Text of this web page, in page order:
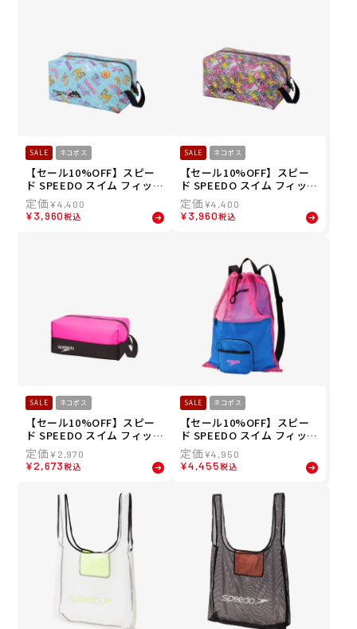
SALE ネコポス
【セール10%OFF】スピー
ド SPEEDO スイム フィット
ネス 競泳 鞄 バッグ ポーチ
モルガ ウォーター プルーフ
エム MULGA WATER PROO
¥4,400
¥3,960税込
SALE ネコポス
【セール10%OFF】スピー
ド SPEEDO スイム フィット
ネス 競泳 鞄 バッグ ポーチ
モルガ ウォーター プルーフ
エム MULGA WATER PROO
¥4,400
¥3,960税込
SALE ネコポス
【セール10%OFF】スピー
ド SPEEDO スイム フィット
ネス 競泳 鞄 バッグ ポーチ
ウォーター プルーフ エス W
ATER PROOF S SE22510-P
¥ 2,970
¥2,673税込
SALE ネコポス
【セール10%OFF】スピー
ド SPEEDO スイム フィット
ネス 競泳 鞄 バッグ ポーチ
ポケッタブル メッシュ バッ
グ POCKETABLE MESH BA
¥4,950
¥4,455税込